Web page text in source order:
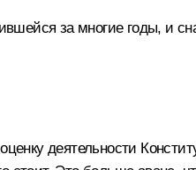
за многие годы, и
деятельности